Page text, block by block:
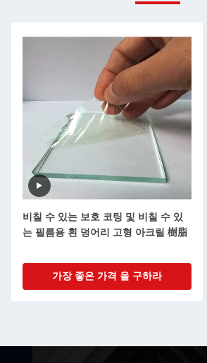
비칠 수 있는 보호 코팅 및 비칠 수 있
는 필름용 흰 덩어리 고형 아크릴 樹脂
가장 좋은 가격 을 구하라